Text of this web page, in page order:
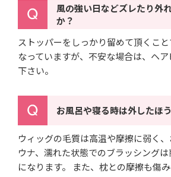
風の強い日などズレたり外
か？
ストッパーをしっかり留めて頂くこ
なっていますが、不安な場合は、ヘ
下さい。
お風呂や寝る時は外したほ
ウィッグの毛質は高温や摩擦に弱く
ウナ、濡れた状態でのブラッシング
になります。 また、枕との摩擦も傷